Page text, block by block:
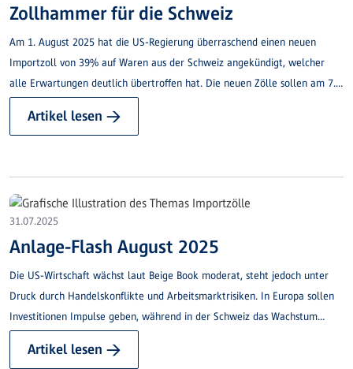
Zollhammer für die Schweiz
Am 1. August 2025 hat die US-Regierung überraschend einen neuen
Importzoll von 39% auf Waren aus der Schweiz angekündigt, welcher
alle Erwartungen deutlich übertroffen hat. Die neuen Zölle sollen am 7.
der laufenden Handelsgespräche erzielt wird.
Artikel lesen →
31.07.2025
Anlage-Flash August 2025
Die US-Wirtschaft wächst laut Beige Book moderat, steht jedoch unter
Druck durch Handelskonflikte und Arbeitsmarktrisiken. In Europa sollen
Investitionen Impulse geben, während in der Schweiz das Wachstum
Artikel lesen →